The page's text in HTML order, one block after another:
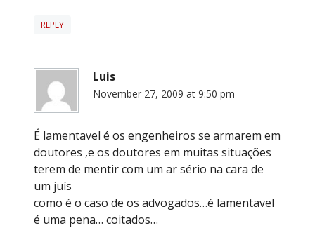
REPLY
Luis
November 27, 2009 at 9:50 pm
É lamentavel é os engenheiros se armarem em
doutores ,e os doutores em muitas situações
terem de mentir com um ar sério na cara de
um juís
como é o caso de os advogados…é lamentavel
é uma pena… coitados…